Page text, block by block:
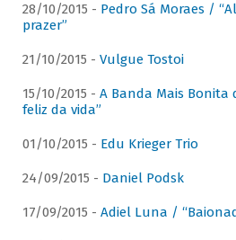
28/10/2015 - Pedro Sá Moraes /
prazer”
21/10/2015 - Vulgue Tostoi
15/10/2015 - A Banda Mais Bonita
feliz da vida”
01/10/2015 - Edu Krieger Trio
24/09/2015 - Daniel Podsk
17/09/2015 - Adiel Luna /